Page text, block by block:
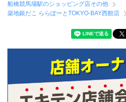
船橋競馬場駅のショッピング店その他
築地銀だこ ららぽーとTOKYO-BAY西館店